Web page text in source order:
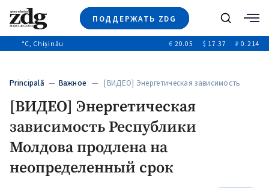
ПОДДЕРЖАТЬ ZDG
Новости
Расследования
Общество
+312
Поиск
°C, Chișinău € 20.05 $ 17.37 ₽ 0.214
Principală — Важное — [ВИДЕО] Энергетическая зависимость
[ВИДЕО] Энергетическая
зависимость Республики
Молдова продлена на
неопределенный срок